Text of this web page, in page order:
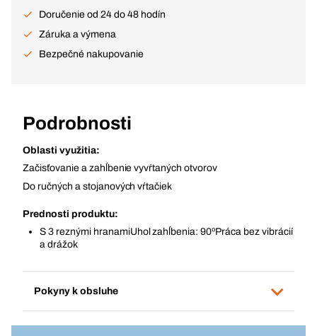
Doručenie od 24 do 48 hodín
Záruka a výmena
Bezpečné nakupovanie
Podrobnosti
Oblasti využitia:
Začisťovanie a zahĺbenie vyvŕtaných otvorov
Do ručných a stojanových vŕtačiek
Prednosti produktu:
S 3 reznými hranamiUhol zahĺbenia: 90ºPráca bez vibrácií
a drážok
Pokyny k obsluhe